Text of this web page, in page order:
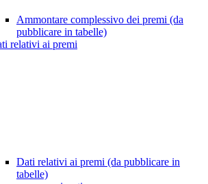
Ammontare complessivo dei premi (da
pubblicare in tabelle)
relativi ai premi
Dati relativi ai premi (da pubblicare in
tabelle)